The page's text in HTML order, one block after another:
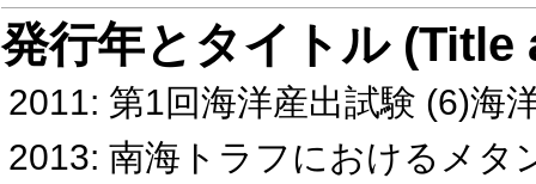
発行年とタイトル
2011: 第1回海洋産出試験 (6)海
2013: 南海トラフにおけるメタ